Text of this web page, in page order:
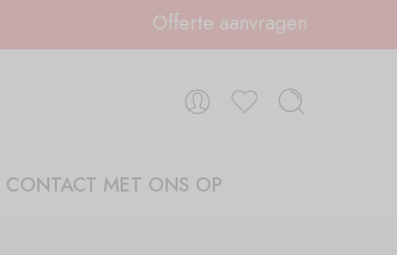
Offerte aanvragen
CONTACT MET ONS OP